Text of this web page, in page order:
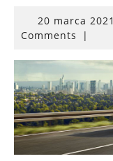
20 marca 2021
Comments
|